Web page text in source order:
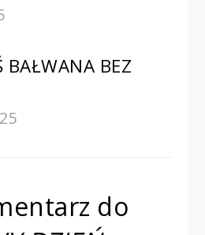
BAŁWANA BEZ
do